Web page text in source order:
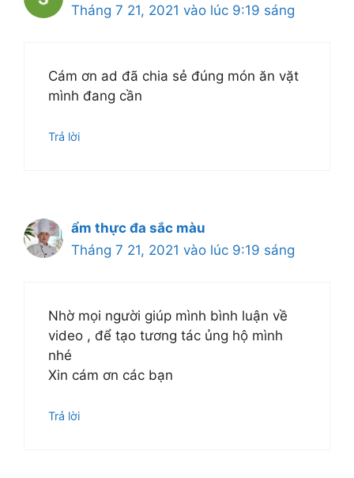
Tháng 7 21, 2021 vào lúc 9:19 sáng
Cám ơn ad đã chia sẻ đúng món ăn vặt
mình đang cần
Trả lời
ẩm thực đa sắc màu
Tháng 7 21, 2021 vào lúc 9:19 sáng
Nhờ mọi người giúp mình bình luận về
video , để tạo tương tác ủng hộ mình
nhé
Xin cám ơn các bạn
Trả lời